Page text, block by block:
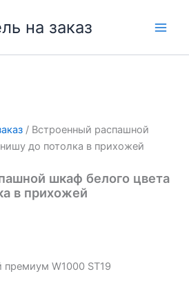
на заказ
/ Встроенный распашной
до потолка в прихожей
шкаф белого цвета
в прихожей
W1000 ST19